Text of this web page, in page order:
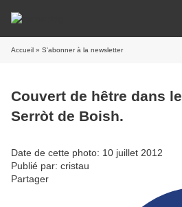
Accueil » S'abonner à la newsletter
Couvert de hêtre dans
Serròt de Boish.
Date de cette photo: 10 juillet 2012
Publié par: cristau
Partager